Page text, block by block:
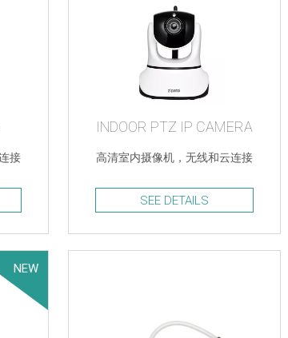
接
INDOOR PTZ IP CAMERA
高清室内摄像机，无线和云连接
SEE DETAILS
NEW